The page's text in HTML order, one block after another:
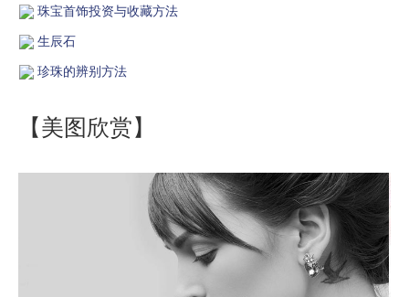
珠宝首饰投资与收藏方法
生辰石
珍珠的辨别方法
【美图欣赏】